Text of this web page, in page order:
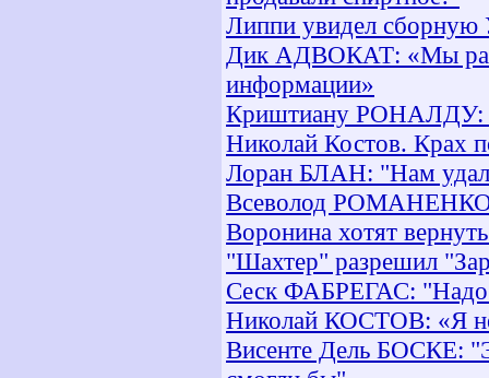
Липпи увидел сборную
Дик АДВОКАТ: «Мы
информации»
Криштиану РОНАЛДУ:
Николай Костов. Крах
Лоран БЛАН: "Нам
Всеволод РОМАНЕНКО:
Воронина хотят
"Шахтер" разрешил
Сеск ФАБРЕГАС: "Надо
Николай КОСТОВ: «Я
Висенте Дель БОСКЕ: